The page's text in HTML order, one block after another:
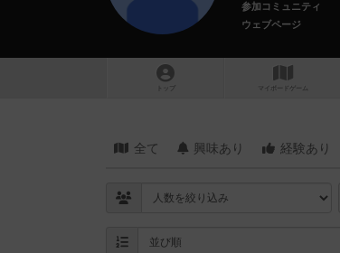
参加コミュニティ
ウェブページ
トップ マイボードゲーム
全て 興味あり 経験あり